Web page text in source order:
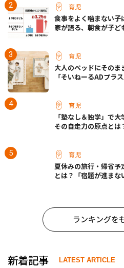
育児
食事をよく噛まない子
家が語る、朝食が子
育児
大人のベッドにその
「そいねーるADプラ
育児
「塾なし＆独学」で
その自走力の原点とは
育児
夏休みの旅行・帰省予
とは？「宿題が進まな
ランキングを
新着記事 LATEST ARTICLE